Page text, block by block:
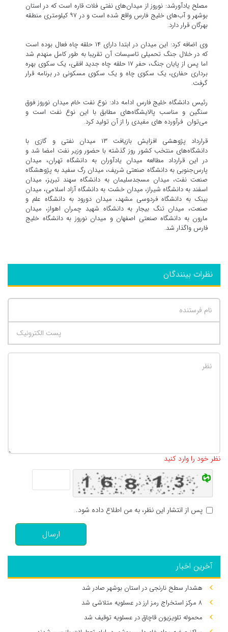
مصلح یادآورشد: نوروز از میدان‌های نفتی فلات قاره است که در استان
بوشهر و آب‌های خلیج فارس واقع شده است و در ۹۷ کیلومتری منطقه
بهرگان قرار دارد.
وی اضافه کرد: این میدان در ابتدا دارای ۱۴ حلقه چاه فعال بوده است
که در خلال جنگ تحمیلی تاسیسات آن تقریبا به طور کامل منهدم شد
اما پس از پایان جنگ، حفر ۱۷ حلقه چاه جدید افقی، یک سکوی بهره
برداری حفاری، یک سکوی چاه و یک سکوی مسکونی در برنامه قرار
گرفت.
رئیس دانشگاه خلیج فارس ادامه داد: نوع نفت خام میدان نوروز فوق
سنگین و مناسب پالایشگاه‌های مطابق با این نوع نفت است و
می‌توان فرآورده های مفیدی را از آن تولید کرد.
قرارداد پژوهشی افزایش بازیافت ۱۳ میدان نفتی و گازی با
دانشگاه‌های منتخب کشور روز گذشته با حضور وزیر نفت امضا شد و
در این قرارداد مطالعه میدان یادآوران به دانشگاه تهران، میدان
پارس‌جنوبی به دانشگاه صنعتی شریف، میدان رگ سفید به پژوهشگاه
صنعت نفت، میدان مسجدسلیمان به دانشگاه سهند تبریز، میدان
اسفند به دانشگاه شیراز، میدان خشت به دانشگاه آزاد اسلامی، میدان
بینک به دانشگاه فردوسی مشهد، میدان دورود به دانشگاه علم و
صنعت، میدان تنگ بیجار به دانشگاه شهید چمران اهواز، میدان
مارون به دانشگاه صنعتی اصفهان و میدان نوروز به دانشگاه خلیج
فارس واگذار شد.
نظرات بینندگان
نظر خود را وارد کنید
پس از انتشار این نظر، به من اطلاع داده شود.
ارسال
آخرین اخبار
هشدار سطح نارنجی در استان بوشهر صادر شد
۸ مرکز استخراج رمز ارز در عسلویه متلاشی شد
محموله تلویزیون قاچاق در عسلویه توقیف شد